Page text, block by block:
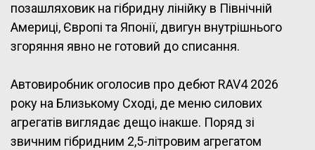
позашляховик на гібридну лінійку в Північній
Америці, Європі та Японії, двигун внутрішнього
згоряння явно не готовий до списання.
Автовиробник оголосив про дебют RAV4 2026
року на Близькому Сході, де меню силових
агрегатів виглядає дещо інакше. Поряд зі
звичним гібридним 2,5-літровим агрегатом